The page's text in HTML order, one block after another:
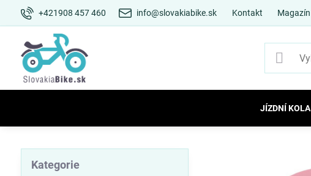
+421908 457 460 info@slovakiabike.sk Kontakt Magazín
JÍZDNÍ KOLA
Kategorie